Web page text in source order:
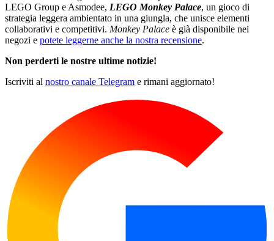
LEGO Group e Asmodee, LEGO Monkey Palace, un gioco di
strategia leggera ambientato in una giungla, che unisce elementi
collaborativi e competitivi. Monkey Palace è già disponibile nei
negozi e potete leggerne anche la nostra recensione.
Non perderti le nostre ultime notizie!
Iscriviti al nostro canale Telegram e rimani aggiornato!